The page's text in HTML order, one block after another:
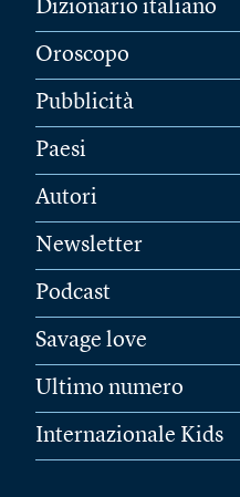
Dizionario italiano
Oroscopo
Pubblicità
Paesi
Autori
Newsletter
Podcast
Savage love
Ultimo numero
Internazionale Kids